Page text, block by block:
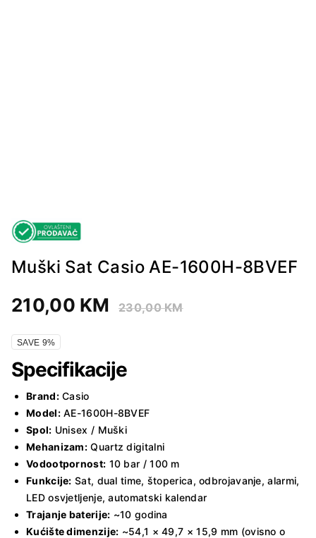
Muški Sat Casio AE-1600H-8BVEF
210,00 KM 230,00KM
SAVE 9%
Specifikacije
Brand:Casio
Model:AE-1600H-8BVEF
Spol: Unisex / Muški
Mehanizam: Quartz digitalni
Vodootpornost: 10 bar / 100 m
Funkcije: Sat, dual time, štoperica, odbrojavanje, alarmi,
LED osvjetljenje, automatski kalendar
Trajanje baterije: ~10 godina
Kućište dimenzije: ~54,1 × 49,7 × 15,9 mm (ovisno o